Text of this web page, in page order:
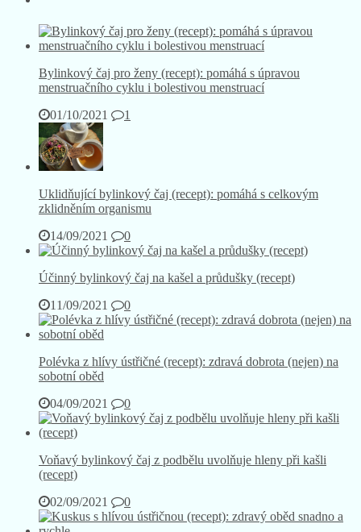
Bylinkový čaj pro ženy (recept): pomáhá s úpravou
menstruačního cyklu i bolestivou menstruací
01/10/2021
1
Uklidňující bylinkový čaj (recept): pomáhá s celkovým
zklidněním organismu
14/09/2021
0
Účinný bylinkový čaj na kašel a průdušky (recept)
11/09/2021
0
Polévka z hlívy ústřičné (recept): zdravá dobrota (nejen) na
sobotní oběd
04/09/2021
0
Voňavý bylinkový čaj z podbělu uvolňuje hleny při kašli
(recept)
02/09/2021
0